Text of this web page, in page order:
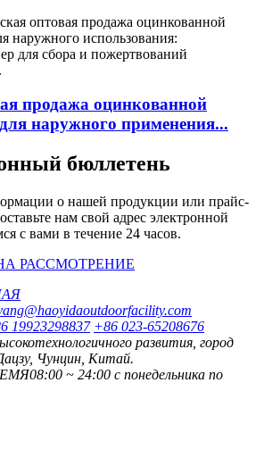
продажа оцинкованной
наружного применения...
бюллетень
о нашей продукции или прайс-
нам свой адрес электронной
с вами в течение 24 часов.
РАССМОТРЕНИЕ
19923298837 +86 023-65208676
развития, город
Чунцин, Китай.
08:00 ~ 24:00 с понедельника по